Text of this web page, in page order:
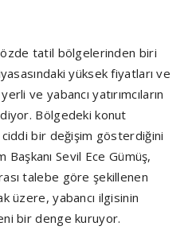
tatil bölgelerinden biri
yüksek fiyatları ve
ve yabancı yatırımcıların
Bölgedeki konut
bir değişim gösterdiğini
Sevil Ece Gümüş,
talebe göre şekillenen
üzere, yabancı ilgisinin
bir denge kuruyor.